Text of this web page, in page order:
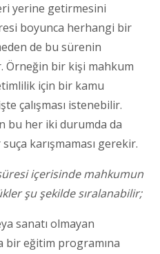
yerine getirmesini
boyunca herhangi bir
de bu sürenin
Örneğin bir kişi mahkum
için bir kamu
çalışması istenebilir.
bu her iki durumda da
karışmaması gerekir.
içerisinde mahkumun
şu şekilde sıralanabilir;
sanatı olmayan
bir eğitim programına